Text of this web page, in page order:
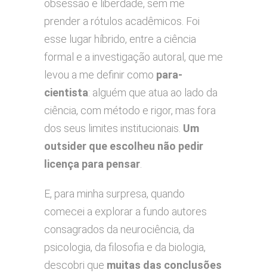
obsessão e liberdade, sem me
prender a rótulos acadêmicos. Foi
esse lugar híbrido, entre a ciência
formal e a investigação autoral, que me
levou a me definir como para-
cientista: alguém que atua ao lado da
ciência, com método e rigor, mas fora
dos seus limites institucionais. Um
outsider que escolheu não pedir
licença para pensar.
E, para minha surpresa, quando
comecei a explorar a fundo autores
consagrados da neurociência, da
psicologia, da filosofia e da biologia,
descobri que muitas das conclusões